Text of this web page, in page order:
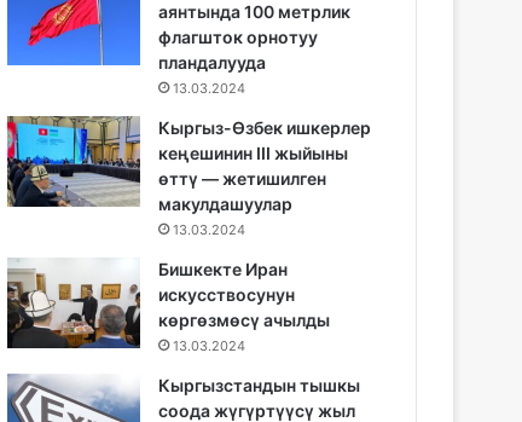
аянтында 100 метрлик
флагшток орнотуу
пландалууда
13.03.2024
Кыргыз-Өзбек ишкерлер
кеңешинин III жыйыны
өттү — жетишилген
макулдашуулар
13.03.2024
Бишкекте Иран
искусствосунун
көргөзмөсү ачылды
13.03.2024
Кыргызстандын тышкы
соода жүгүртүүсү жыл